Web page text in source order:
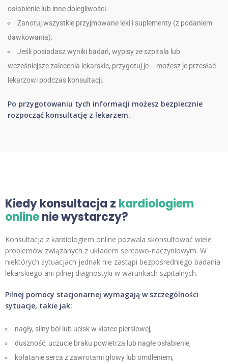
osłabienie lub inne dolegliwości.
Zanotuj wszystkie przyjmowane leki i suplementy (z podaniem
dawkowania).
Jeśli posiadasz wyniki badań, wypisy ze szpitala lub
wcześniejsze zalecenia lekarskie, przygotuj je – możesz je przesłać
lekarzowi podczas konsultacji.
Po przygotowaniu tych informacji możesz bezpiecznie
rozpocząć konsultację z lekarzem.
Kiedy konsultacja z kardiologiem
onlinenie wystarczy?
Konsultacja z kardiologiem online pozwala skonsultować wiele
problemów związanych z układem sercowo-naczyniowym. W
niektórych sytuacjach jednak nie zastąpi bezpośredniego badania
lekarskiego ani pilnej diagnostyki w warunkach szpitalnych.
Pilnej pomocy stacjonarnej wymagają w szczególności
sytuacje, takie jak:
nagły, silny ból lub ucisk w klatce piersiowej,
duszność, uczucie braku powietrza lub nagłe osłabienie,
kołatanie serca z zawrotami głowy lub omdleniem,